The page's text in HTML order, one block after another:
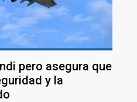
pero asegura que
y la